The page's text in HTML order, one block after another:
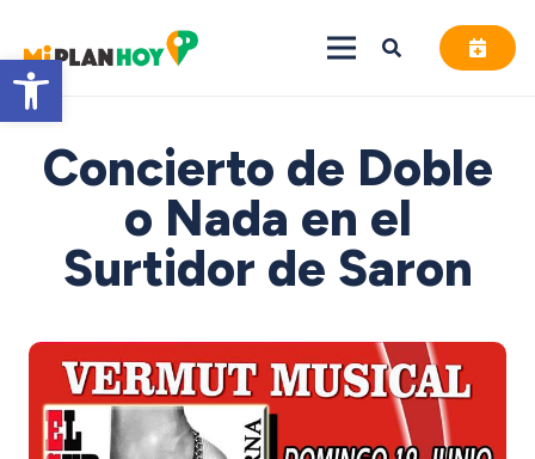
Abrir barra de herramientas
Concierto de Doble
o Nada en el
Surtidor de Saron